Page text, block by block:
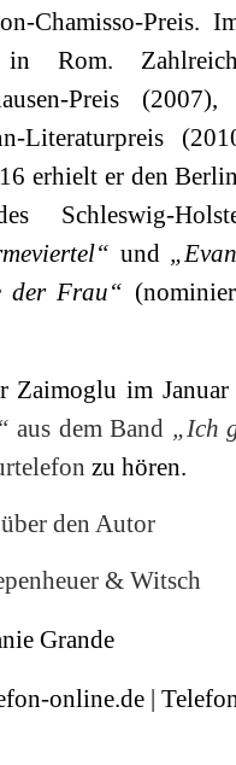
Chamisso-
in Rom.
Preis
Literaturpreis
erhielt er den
Schleswig-
und
der Frau“
Zaimoglu im
aus dem Band „Ich
zu hören.
den Autor
& Witsch
Grande
online.de |